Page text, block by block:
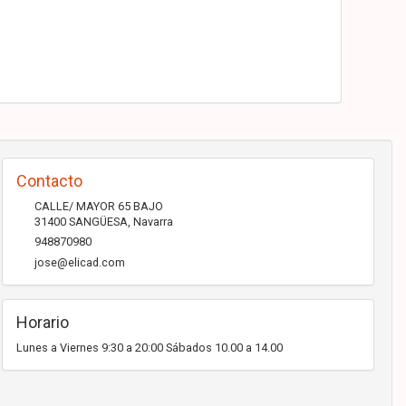
Contacto
CALLE/ MAYOR 65 BAJO
31400 SANGÜESA, Navarra
948870980
jose@elicad.com
Horario
Lunes a Viernes 9:30 a 20:00 Sábados 10.00 a 14.00